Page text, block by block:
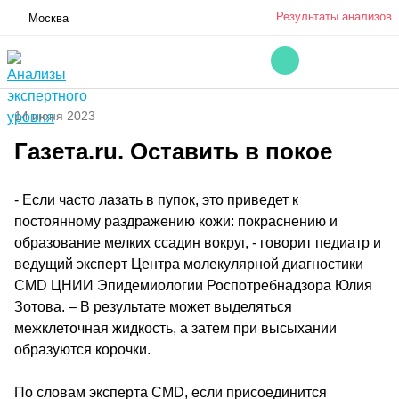
Москва Результаты анализов
14 июня 2023
Газета.ru. Оставить в покое
- Если часто лазать в пупок, это приведет к
постоянному раздражению кожи: покраснению и
образование мелких ссадин вокруг, - говорит педиатр и
ведущий эксперт Центра молекулярной диагностики
CMD ЦНИИ Эпидемиологии Роспотребнадзора Юлия
Зотова. – В результате может выделяться
межклеточная жидкость, а затем при высыхании
образуются корочки.
По словам эксперта CMD, если присоединится